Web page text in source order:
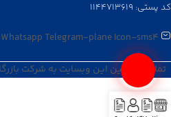
کد پستی: ۱۱۴۴۷۱۳۶۱۹
WhatsappTelegram-planeIcon-sms4
تمامی قوانین این وبسایت به شرکت